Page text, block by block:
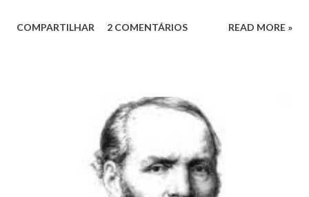
aspecto material, terreno... Mesmo civilizações,
onde vige pressão, opressão, cerceamento, coação e
censura. E não podemos falar apenas do ponto de vista
geral, social, de cidadania, de direitos humanos etc, mas
também de segmentos religiosos e, nesse campo,
lamentavelmente, o meio/movimento espírita não está
COMPARTILHAR 2 COMENTÁRIOS READ MORE »